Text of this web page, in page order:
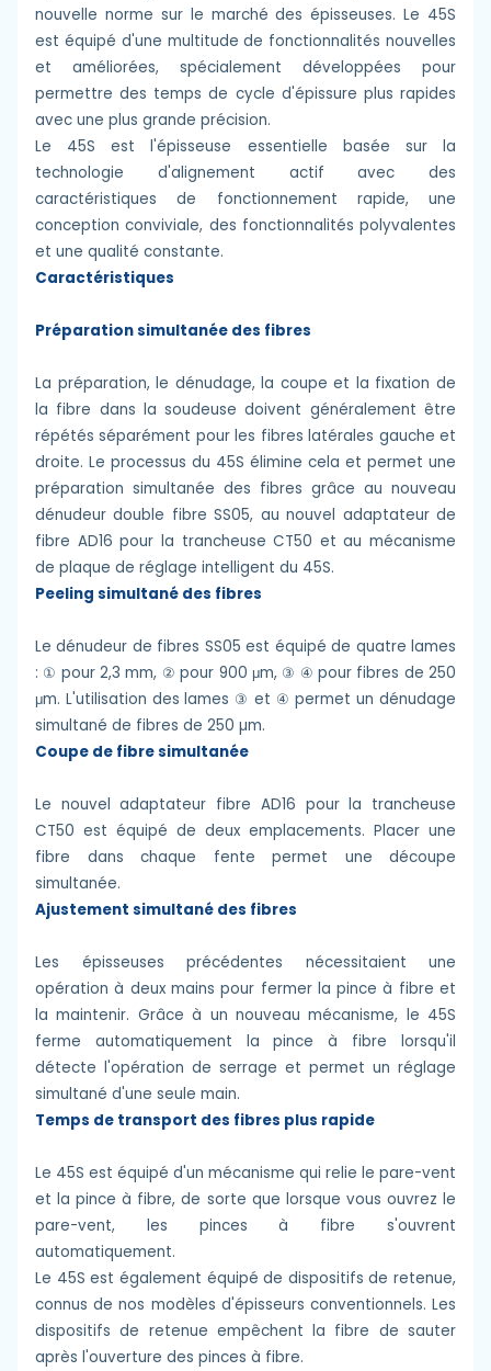
nouvelle norme sur le marché des épisseuses. Le 45S
est équipé d'une multitude de fonctionnalités nouvelles
et améliorées, spécialement développées pour
permettre des temps de cycle d'épissure plus rapides
avec une plus grande précision.
Le 45S est l'épisseuse essentielle basée sur la
technologie d'alignement actif avec des
caractéristiques de fonctionnement rapide, une
conception conviviale, des fonctionnalités polyvalentes
et une qualité constante.
Caractéristiques
Préparation simultanée des fibres
La préparation, le dénudage, la coupe et la fixation de
la fibre dans la soudeuse doivent généralement être
répétés séparément pour les fibres latérales gauche et
droite. Le processus du 45S élimine cela et permet une
préparation simultanée des fibres grâce au nouveau
dénudeur double fibre SS05, au nouvel adaptateur de
fibre AD16 pour la trancheuse CT50 et au mécanisme
de plaque de réglage intelligent du 45S.
Peeling simultané des fibres
Le dénudeur de fibres SS05 est équipé de quatre lames
: ① pour 2,3 mm, ② pour 900 μm, ③ ④ pour fibres de 250
μm. L'utilisation des lames ③ et ④ permet un dénudage
simultané de fibres de 250 µm.
Coupe de fibre simultanée
Le nouvel adaptateur fibre AD16 pour la trancheuse
CT50 est équipé de deux emplacements. Placer une
fibre dans chaque fente permet une découpe
simultanée.
Ajustement simultané des fibres
Les épisseuses précédentes nécessitaient une
opération à deux mains pour fermer la pince à fibre et
la maintenir. Grâce à un nouveau mécanisme, le 45S
ferme automatiquement la pince à fibre lorsqu'il
détecte l'opération de serrage et permet un réglage
simultané d'une seule main.
Temps de transport des fibres plus rapide
Le 45S est équipé d'un mécanisme qui relie le pare-vent
et la pince à fibre, de sorte que lorsque vous ouvrez le
pare-vent, les pinces à fibre s'ouvrent
automatiquement.
Le 45S est également équipé de dispositifs de retenue,
connus de nos modèles d'épisseurs conventionnels. Les
dispositifs de retenue empêchent la fibre de sauter
après l'ouverture des pinces à fibre.